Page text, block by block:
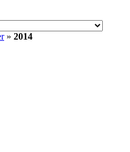
» 2014